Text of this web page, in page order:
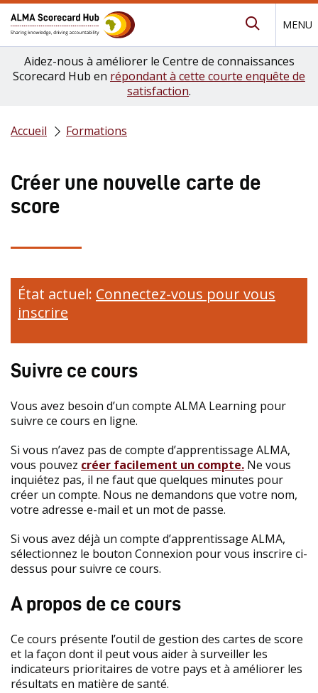
MENU
Aidez-nous à améliorer le Centre de connaissances
Scorecard Hub en répondant à cette courte enquête de
satisfaction.
Accueil Formations
Créer une nouvelle carte de
score
État actuel: Connectez-vous pour vous
inscrire
Suivre ce cours
Vous avez besoin d’un compte ALMA Learning pour
suivre ce cours en ligne.
Si vous n’avez pas de compte d’apprentissage ALMA,
vous pouvez créer facilement un compte. Ne vous
inquiétez pas, il ne faut que quelques minutes pour
créer un compte. Nous ne demandons que votre nom,
votre adresse e-mail et un mot de passe.
Si vous avez déjà un compte d’apprentissage ALMA,
sélectionnez le bouton Connexion pour vous inscrire ci-
dessus pour suivre ce cours.
A propos de ce cours
Ce cours présente l’outil de gestion des cartes de score
et la façon dont il peut vous aider à surveiller les
indicateurs prioritaires de votre pays et à améliorer les
résultats en matière de santé.